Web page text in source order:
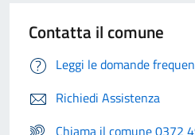
Contatta il comune
Leggi le domande
Richiedi Assistenza